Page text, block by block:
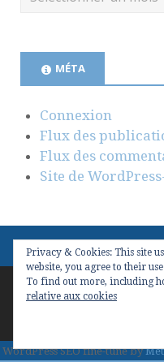
MÉTA
Connexion
Flux des
Flux des
Site de
Copyright © 2026
WordPress SEO fine-tune by
Privacy & Cookies: This site
website, you agree to their
To find out more, including
relative aux cookies